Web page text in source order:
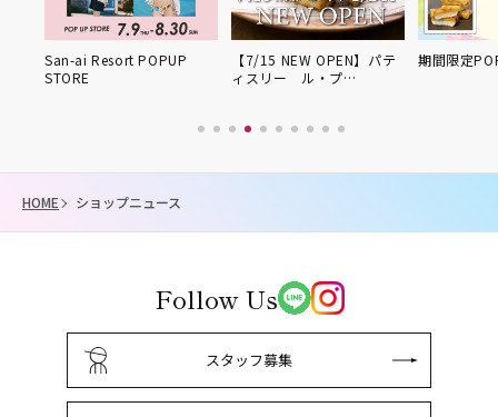
San-ai Resort POPUP
STORE
【7/15 NEW OPEN】パテ
ィスリー ル・プ…
期間限定
HOME ショップニュース
Follow Us
スタッフ募集